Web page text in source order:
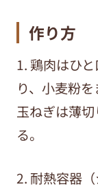
作り方
1. 鶏肉はひ
り、小麦粉
玉ねぎは薄
る。
2. 耐熱容器